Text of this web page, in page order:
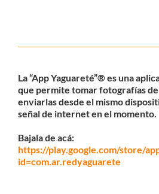
La “App Yaguareté”® es una
que permite tomar fotografías
enviarlas desde el mismo
señal de internet en el momento.
Bajala de acá:
https://play.google.com/store/
id=com.ar.redyaguarete